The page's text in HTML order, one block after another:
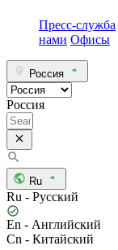
Пресс-служба
нами Офисы
Россия
Россия
Ru
Ru - Русский
En - Английский
Cn - Китайский